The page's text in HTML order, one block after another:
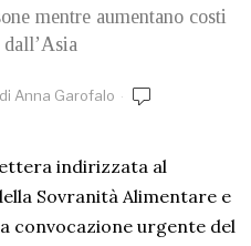
mentre aumentano costi
di Anna Garofalo
indirizzata al
Sovranità Alimentare e
convocazione urgente del